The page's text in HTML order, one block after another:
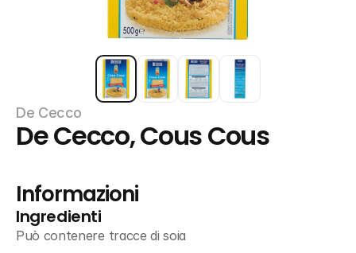
De Cecco
De Cecco, Cous Cous
Informazioni
Ingredienti
Può contenere tracce di soia